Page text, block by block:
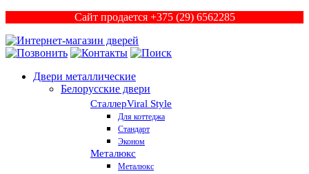
Сайт продается +375 (29) 6562285
Двери металлические
Белорусские двери
СталлерViral Style
Для коттеджа
Стандарт
Эконом
Металюкс
Металюкс